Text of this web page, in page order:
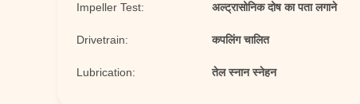
Impeller Test: अल्ट्रासोनिक दोष का पता लगाने
Drivetrain: कपलिंग चालित
Lubrication: तेल स्नान स्नेहन